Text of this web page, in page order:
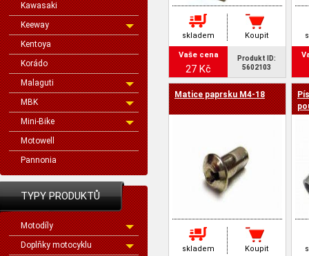
Kawasaki
Keeway
Kentoya
Korádo
Malaguti
MBK
Mini-Bike
Motowell
Pannonia
TYPY PRODUKTŮ
Motodíly
Doplňky motocyklu
skladem Koupit
Vaše cena
27 Kč
Produkt ID:
5602103
Matice paprsku M4-18
skladem Koupit